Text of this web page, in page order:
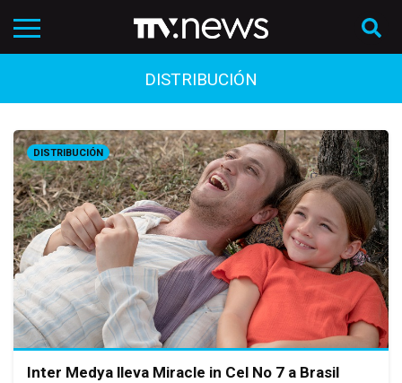
DISTRIBUCIÓN
DISTRIBUCIÓN
Inter Medya lleva Miracle in Cel No 7 a Brasil